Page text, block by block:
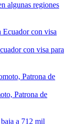
algunas regiones
con visa para
Patrona de